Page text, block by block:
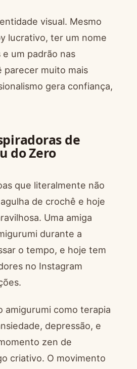
visual. Mesmo
lucrativo, ter um nome
e um padrão nas
parecer muito mais
gera confiança,
de
do Zero
que literalmente não
de crochê e hoje
Uma amiga
durante a
o tempo, e hoje tem
no Instagram
amigurumi como terapia
depressão, e
zen de
criativo. O movimento